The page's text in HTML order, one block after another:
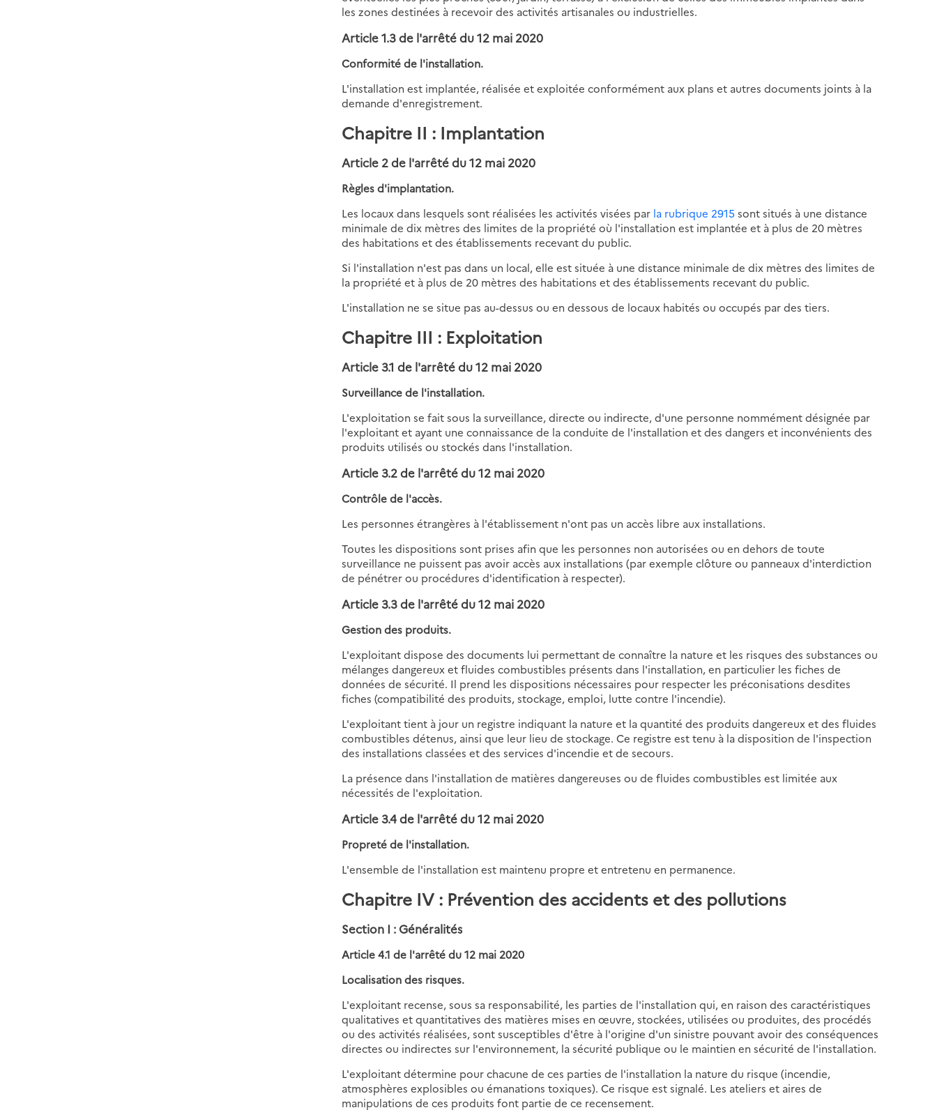
les zones destinées à recevoir des activités artisanales ou industrielles.
Article 1.3 de l'arrêté du 12 mai 2020
Conformité de l'installation.
L'installation est implantée, réalisée et exploitée conformément aux plans et autres documents joints à la
demande d'enregistrement.
Chapitre II : Implantation
Article 2 de l'arrêté du 12 mai 2020
Règles d'implantation.
Les locaux dans lesquels sont réalisées les activités visées par la rubrique 2915 sont situés à une distance
minimale de dix mètres des limites de la propriété où l'installation est implantée et à plus de 20 mètres
des habitations et des établissements recevant du public.
Si l'installation n'est pas dans un local, elle est située à une distance minimale de dix mètres des limites de
la propriété et à plus de 20 mètres des habitations et des établissements recevant du public.
L'installation ne se situe pas au-dessus ou en dessous de locaux habités ou occupés par des tiers.
Chapitre III : Exploitation
Article 3.1 de l'arrêté du 12 mai 2020
Surveillance de l'installation.
L'exploitation se fait sous la surveillance, directe ou indirecte, d'une personne nommément désignée par
l'exploitant et ayant une connaissance de la conduite de l'installation et des dangers et inconvénients des
produits utilisés ou stockés dans l'installation.
Article 3.2 de l'arrêté du 12 mai 2020
Contrôle de l'accès.
Les personnes étrangères à l'établissement n'ont pas un accès libre aux installations.
Toutes les dispositions sont prises afin que les personnes non autorisées ou en dehors de toute
surveillance ne puissent pas avoir accès aux installations (par exemple clôture ou panneaux d'interdiction
de pénétrer ou procédures d'identification à respecter).
Article 3.3 de l'arrêté du 12 mai 2020
Gestion des produits.
L'exploitant dispose des documents lui permettant de connaître la nature et les risques des substances ou
mélanges dangereux et fluides combustibles présents dans l'installation, en particulier les fiches de
données de sécurité. Il prend les dispositions nécessaires pour respecter les préconisations desdites
fiches (compatibilité des produits, stockage, emploi, lutte contre l'incendie).
L'exploitant tient à jour un registre indiquant la nature et la quantité des produits dangereux et des fluides
combustibles détenus, ainsi que leur lieu de stockage. Ce registre est tenu à la disposition de l'inspection
des installations classées et des services d'incendie et de secours.
La présence dans l'installation de matières dangereuses ou de fluides combustibles est limitée aux
nécessités de l'exploitation.
Article 3.4 de l'arrêté du 12 mai 2020
Propreté de l'installation.
L'ensemble de l'installation est maintenu propre et entretenu en permanence.
Chapitre IV : Prévention des accidents et des pollutions
Section I : Généralités
Article 4.1 de l'arrêté du 12 mai 2020
Localisation des risques.
L'exploitant recense, sous sa responsabilité, les parties de l'installation qui, en raison des caractéristiques
qualitatives et quantitatives des matières mises en œuvre, stockées, utilisées ou produites, des procédés
ou des activités réalisées, sont susceptibles d'être à l'origine d'un sinistre pouvant avoir des conséquences
directes ou indirectes sur l'environnement, la sécurité publique ou le maintien en sécurité de l'installation.
L'exploitant détermine pour chacune de ces parties de l'installation la nature du risque (incendie,
atmosphères explosibles ou émanations toxiques). Ce risque est signalé. Les ateliers et aires de
manipulations de ces produits font partie de ce recensement.